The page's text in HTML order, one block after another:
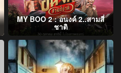
MY BOO 2 : อนงค์ 2..สามสี่
ชาติ